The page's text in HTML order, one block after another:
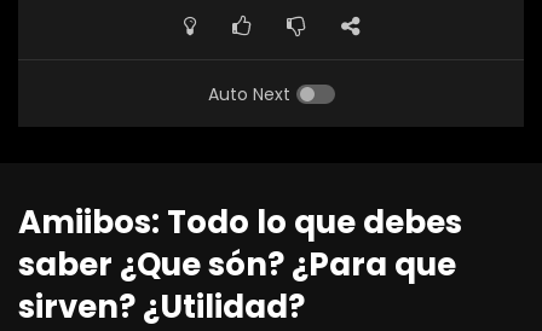
Auto Next
Amiibos: Todo lo que debes
saber ¿Que són? ¿Para que
sirven? ¿Utilidad?